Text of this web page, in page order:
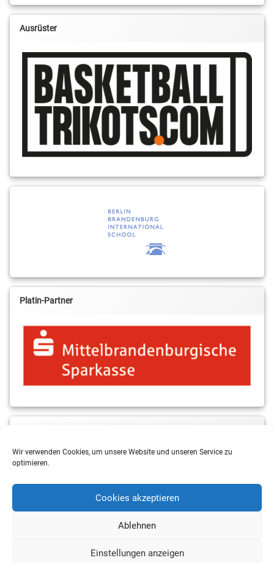
Wir verwenden Cookies, um unsere Website und unseren Service zu
optimieren.
Cookies akzeptieren
Ablehnen
Einstellungen anzeigen
Ausrüster
Platin-Partner
Copyright 2026 RSV Eintracht Basketball